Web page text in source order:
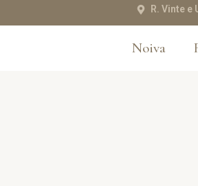
R. Vinte
Noiva